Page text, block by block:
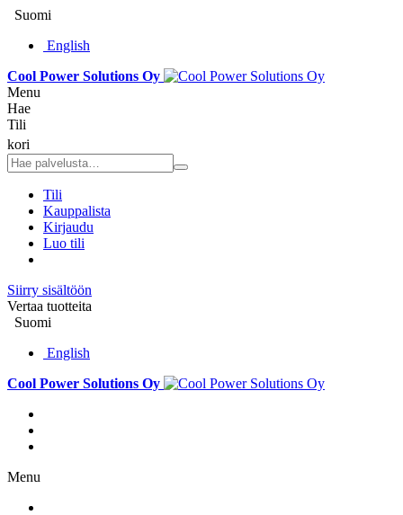
Suomi
English
Cool Power Solutions Oy
Menu
Hae
Tili
kori
Tili
Kauppalista
Kirjaudu
Luo tili
Siirry sisältöön
Vertaa tuotteita
Suomi
English
Cool Power Solutions Oy
Menu